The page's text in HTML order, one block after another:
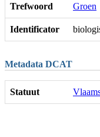
Trefwoord Groen
Identificator
Metadata DCAT
Statuut